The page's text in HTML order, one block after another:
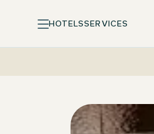
Motel One Designhotels:
HOTELSSERVICES